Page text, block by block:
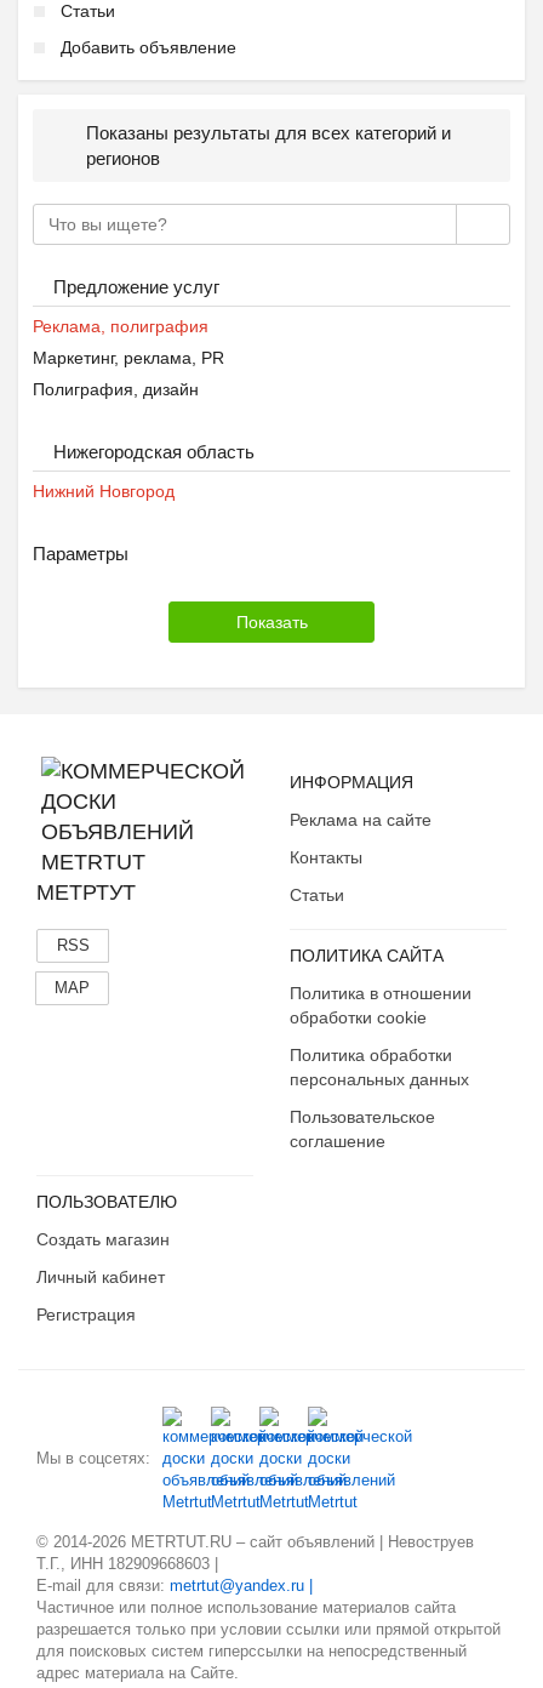
Статьи
Добавить объявление
Показаны результаты для всех категорий и
регионов
Предложение услуг
Реклама, полиграфия
Маркетинг, реклама, PR
Полиграфия, дизайн
Нижегородская область
Нижний Новгород
Параметры
МЕТРТУТ
RSS
MAP
ИНФОРМАЦИЯ
Реклама на сайте
Контакты
Статьи
ПОЛИТИКА САЙТА
Политика в отношении
обработки cookie
Политика обработки
персональных данных
Пользовательское
соглашение
ПОЛЬЗОВАТЕЛЮ
Создать магазин
Личный кабинет
Регистрация
Мы в соцсетях:
© 2014-2026 METRTUT.RU – сайт объявлений | Невоструев
Т.Г., ИНН 182909668603 |
E-mail для связи: metrtut@yandex.ru |
Частичное или полное использование материалов сайта
разрешается только при условии ссылки или прямой открытой
для поисковых систем гиперссылки на непосредственный
адрес материала на Сайте.